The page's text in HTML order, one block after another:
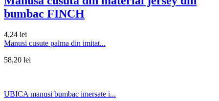
bumbac FINCH
4,24 lei
Manusi cusute palma din imitat...
58,20 lei
UBICA manusi bumbac imersate i...